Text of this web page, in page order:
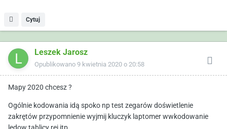
Cytuj
Leszek Jarosz
Opublikowano 9 kwietnia 2020 o 20:58
Mapy 2020 chcesz ?
Ogólnie kodowania idą spoko np test zegarów doświetlenie
zakrętów przypomnienie wyjmij kluczyk laptomer wwkodowanie